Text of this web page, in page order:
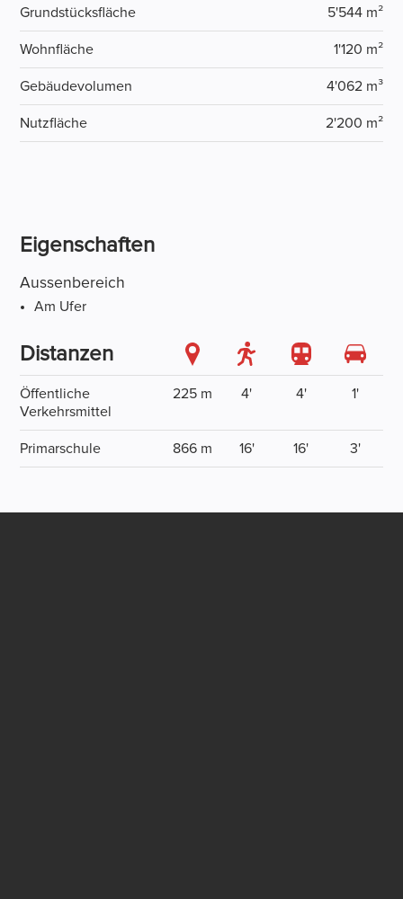
Eigenschaften
Aussenbereich
Am Ufer
Distanzen
Öffentliche
Verkehrsmittel
225 m 4' 4' 1'
Primarschule 866 m 16' 16' 3'
Grundstücksfläche 5'544 m²
Wohnfläche 1'120 m²
Gebäudevolumen 4'062 m³
Nutzfläche 2'200 m²